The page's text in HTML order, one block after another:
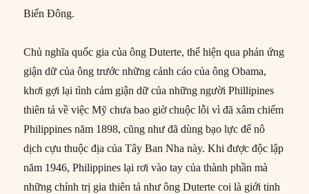
Biển Đông.
Chủ nghĩa quốc gia của ông Duterte, thể hiện qua phản ứng
giận dữ của ông trước những cảnh cáo của ông Obama,
khơi gợi lại tình cảm giận dữ của những người Phillipines
thiên tả về việc Mỹ chưa bao giờ chuộc lỗi vì đã xâm chiếm
Philippines năm 1898, cũng như đã dùng bạo lực để nô
dịch cựu thuộc địa của Tây Ban Nha này. Khi được độc lập
năm 1946, Philippines lại rơi vào tay của thành phần mà
những chính trị gia thiên tả như ông Duterte coi là giới tinh